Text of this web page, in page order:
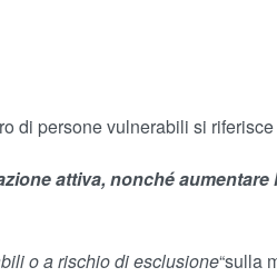
di persone vulnerabili si
attiva, nonché
o a rischio di esclusione“sulla